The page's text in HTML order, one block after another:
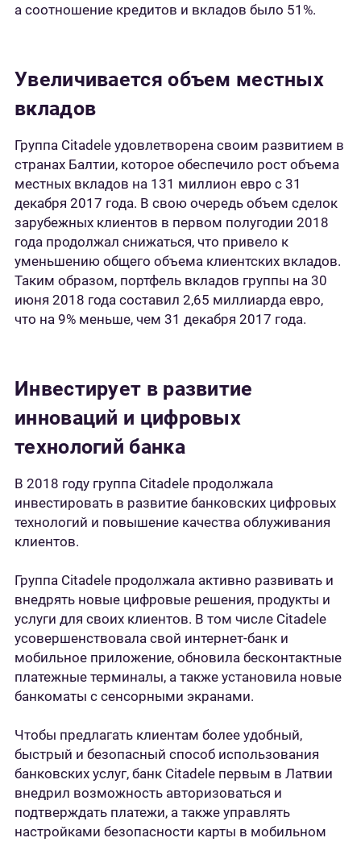
а соотношение кредитов и вкладов было 51%.
Увеличивается объем местных
вкладов
Группа Citadele удовлетворена своим развитием в
странах Балтии, которое обеспечило рост объема
местных вкладов на 131 миллион евро с 31
декабря 2017 года. В свою очередь объем сделок
зарубежных клиентов в первом полугодии 2018
года продолжал снижаться, что привело к
уменьшению общего объема клиентских вкладов.
Таким образом, портфель вкладов группы на 30
июня 2018 года составил 2,65 миллиарда евро,
что на 9% меньше, чем 31 декабря 2017 года.
Инвестирует в развитие
инноваций и цифровых
технологий банка
В 2018 году группа Citadele продолжала
инвестировать в развитие банковских цифровых
технологий и повышение качества облуживания
клиентов.
Группа Citadele продолжала активно развивать и
внедрять новые цифровые решения, продукты и
услуги для своих клиентов. В том числе Citadele
усовершенствовала свой интернет-банк и
мобильное приложение, обновила бесконтактные
платежные терминалы, а также установила новые
банкоматы с сенсорными экранами.
Чтобы предлагать клиентам более удобный,
быстрый и безопасный способ использования
банковских услуг, банк Citadele первым в Латвии
внедрил возможность авторизоваться и
подтверждать платежи, а также управлять
настройками безопасности карты в мобильном